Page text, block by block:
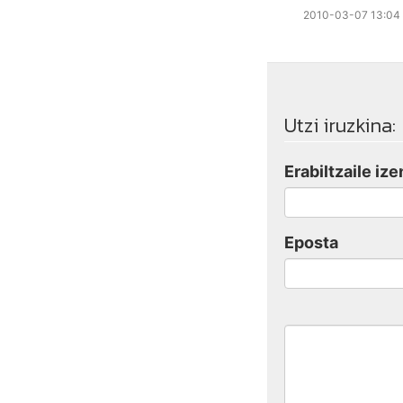
2010-03-07 13:04
Utzi iruzkina:
Erabiltzaile
Eposta